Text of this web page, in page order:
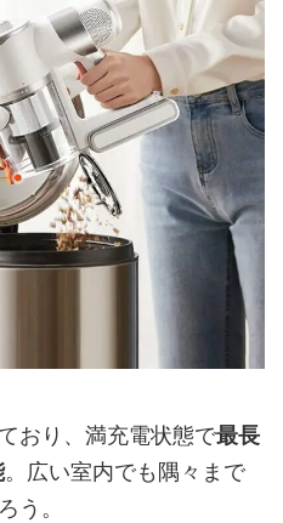
おり、満充電状態で最長
。広い室内でも隅々まで
う。